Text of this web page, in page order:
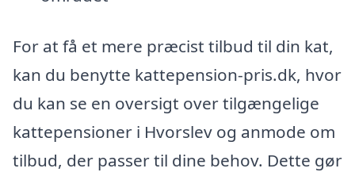
For at få et mere præcist tilbud til din kat,
kan du benytte kattepension-pris.dk, hvor
du kan se en oversigt over tilgængelige
kattepensioner i Hvorslev og anmode om
tilbud, der passer til dine behov. Dette gør